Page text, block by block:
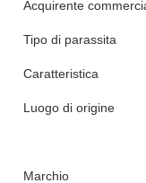
Tempo impiegato
Prodotto
Uso
Fonte di alimentazione
Caricabatterie